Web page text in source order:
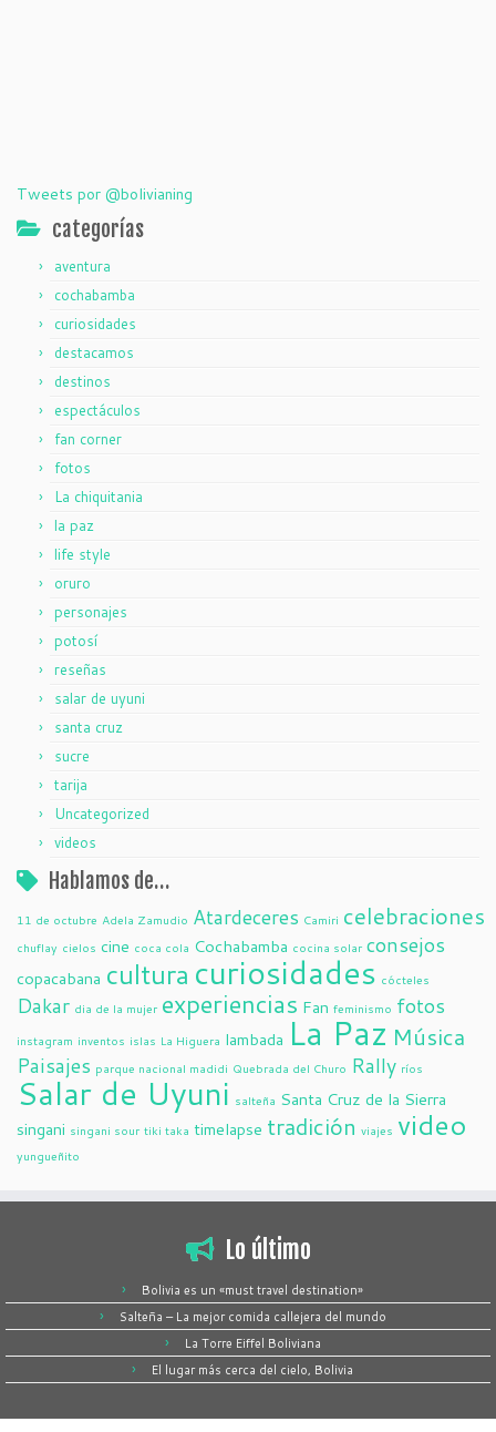
Tweets por @bolivianing
categorías
aventura
cochabamba
curiosidades
destacamos
destinos
espectáculos
fan corner
fotos
La chiquitania
la paz
life style
oruro
personajes
potosí
reseñas
salar de uyuni
santa cruz
sucre
tarija
Uncategorized
videos
Hablamos de…
11 de octubre Adela Zamudio Atardeceres Camiri celebraciones
chuflay cielos cine coca cola Cochabamba cocina solar consejos
copacabana cultura curiosidades cócteles
Dakar dia de la mujer experiencias Fan feminismo fotos
instagram inventos islas La Higuera lambada La Paz Música
Paisajes parque nacional madidi Quebrada del Churo Rally ríos
Salar de Uyuni salteña Santa Cruz de la Sierra
singani singani sour tiki taka timelapse tradición viajes video
yungueñito
Lo último
Bolivia es un «must travel destination»
Salteña – La mejor comida callejera del mundo
La Torre Eiffel Boliviana
El lugar más cerca del cielo, Bolivia